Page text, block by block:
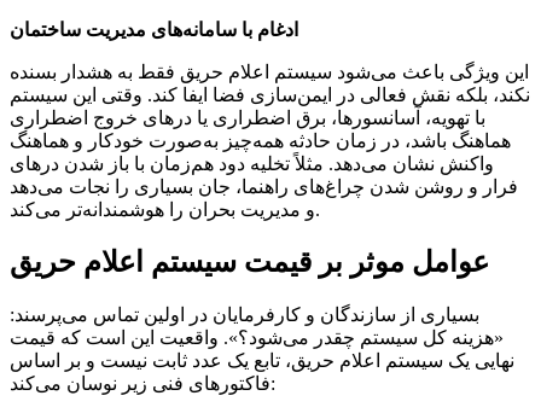
ادغام با سامانه‌های مدیریت ساختمان
این ویژگی باعث می‌شود سیستم اعلام حریق فقط به هشدار بسنده
نکند، بلکه نقش فعالی در ایمن‌سازی فضا ایفا کند. وقتی این سیستم
با تهویه، آسانسورها، برق اضطراری یا درهای خروج اضطراری
هماهنگ باشد، در زمان حادثه همه‌چیز به‌صورت خودکار و هماهنگ
واکنش نشان می‌دهد. مثلاً تخلیه دود هم‌زمان با باز شدن درهای
فرار و روشن شدن چراغ‌های راهنما، جان بسیاری را نجات می‌دهد
و مدیریت بحران را هوشمندانه‌تر می‌کند.
عوامل موثر بر قیمت سیستم اعلام حریق
بسیاری از سازندگان و کارفرمایان در اولین تماس می‌پرسند:
«هزینه کل سیستم چقدر می‌شود؟». واقعیت این است که قیمت
نهایی یک سیستم اعلام حریق، تابع یک عدد ثابت نیست و بر اساس
فاکتورهای فنی زیر نوسان می‌کند: